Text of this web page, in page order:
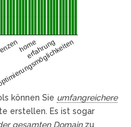
home
erfahrung
können Sie umfangreichere
erstellen. Es ist sogar
gesamten Domainzu